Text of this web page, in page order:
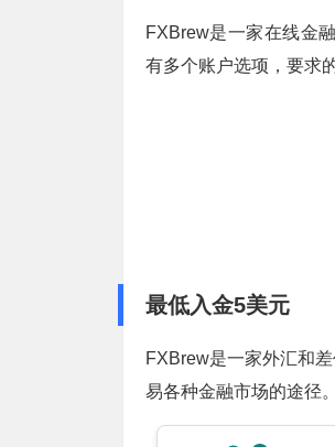
FXBrew是一家在线金
有多个账户选项，要求
最低入金5美元
FXBrew是一家外汇和
易各种金融市场的途径。